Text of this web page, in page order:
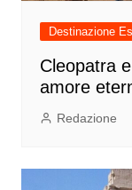
Destinazione
Cleopatra
amore
Redazione